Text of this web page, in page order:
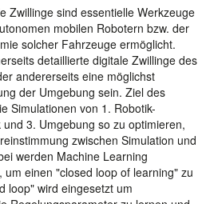
Zwillinge sind essentielle Werkzeuge
mobilen Robotern bzw. der
solcher Fahrzeuge ermöglicht.
detaillierte digitale Zwillinge des
andererseits eine möglichst
der Umgebung sein. Ziel des
Simulationen von 1. Robotik-
3. Umgebung so zu optimieren,
zwischen Simulation und
werden Machine Learning
um einen "closed loop of learning" zu
loop" wird eingesetzt um